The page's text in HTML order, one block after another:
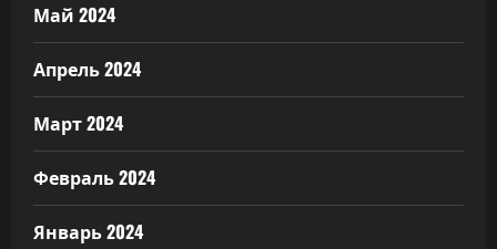
Май 2024
Апрель 2024
Март 2024
Февраль 2024
Январь 2024